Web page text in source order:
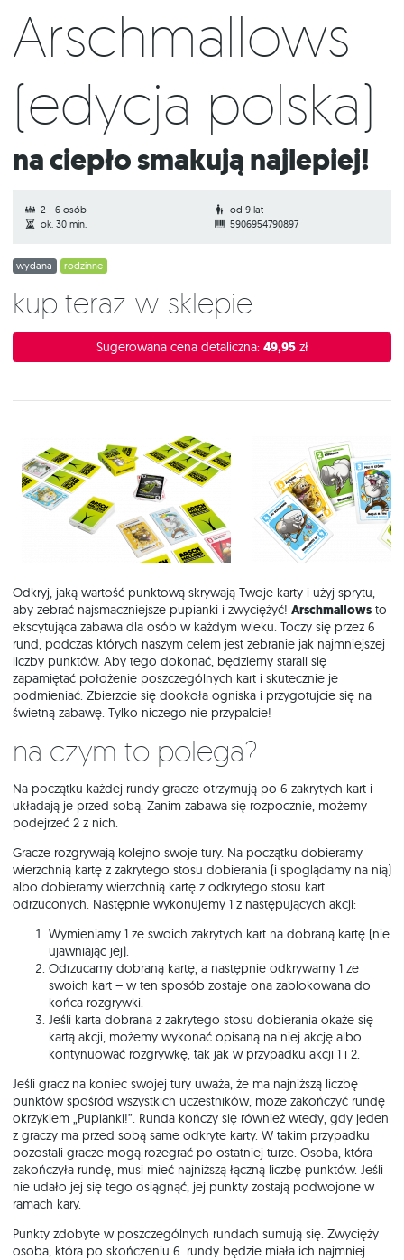
Arschmallows
(edycja polska)
Na ciepło smakują najlepiej!
2 - 6 osób
od 9 lat
ok. 30 min.
5906954790897
wydana rodzinne
Kup teraz w sklepie
Sugerowana cena detaliczna: 49,95 zł
Odkryj, jaką wartość punktową skrywają Twoje karty i użyj sprytu,
aby zebrać najsmaczniejsze pupianki i zwyciężyć! Arschmallows to
ekscytująca zabawa dla osób w każdym wieku. Toczy się przez 6
rund, podczas których naszym celem jest zebranie jak najmniejszej
liczby punktów. Aby tego dokonać, będziemy starali się
zapamiętać położenie poszczególnych kart i skutecznie je
podmieniać. Zbierzcie się dookoła ogniska i przygotujcie się na
świetną zabawę. Tylko niczego nie przypalcie!
Na czym to polega?
Na początku każdej rundy gracze otrzymują po 6 zakrytych kart i
układają je przed sobą. Zanim zabawa się rozpocznie, możemy
podejrzeć 2 z nich.
Gracze rozgrywają kolejno swoje tury. Na początku dobieramy
wierzchnią kartę z zakrytego stosu dobierania (i spoglądamy na nią)
albo dobieramy wierzchnią kartę z odkrytego stosu kart
odrzuconych. Następnie wykonujemy 1 z następujących akcji:
Wymieniamy 1 ze swoich zakrytych kart na dobraną kartę (nie
ujawniając jej).
Odrzucamy dobraną kartę, a następnie odkrywamy 1 ze
swoich kart – w ten sposób zostaje ona zablokowana do
końca rozgrywki.
Jeśli karta dobrana z zakrytego stosu dobierania okaże się
kartą akcji, możemy wykonać opisaną na niej akcję albo
kontynuować rozgrywkę, tak jak w przypadku akcji 1 i 2.
Jeśli gracz na koniec swojej tury uważa, że ma najniższą liczbę
punktów spośród wszystkich uczestników, może zakończyć rundę
okrzykiem „Pupianki!”. Runda kończy się również wtedy, gdy jeden
z graczy ma przed sobą same odkryte karty. W takim przypadku
pozostali gracze mogą rozegrać po ostatniej turze. Osoba, która
zakończyła rundę, musi mieć najniższą łączną liczbę punktów. Jeśli
nie udało jej się tego osiągnąć, jej punkty zostają podwojone w
ramach kary.
Punkty zdobyte w poszczególnych rundach sumują się. Zwycięży
osoba, która po skończeniu 6. rundy będzie miała ich najmniej.